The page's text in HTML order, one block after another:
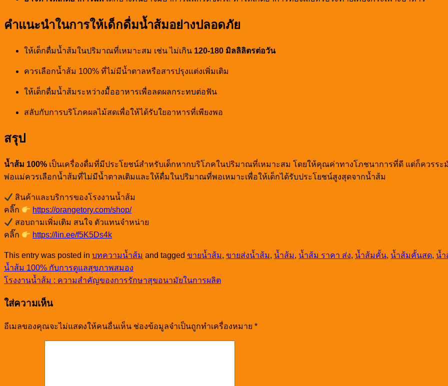
คำแนะนำในการให้เด็กดื่มน้ำส้มอย่างปลอดภัย
ให้เด็กดื่มน้ำส้มในปริมาณที่เหมาะสม เช่น ไม่เกิน 120-180 มิลลิลิตรต่อวัน
ควรเลือกน้ำส้ม 100% ที่ไม่มีน้ำตาลหรือสารปรุงแต่งเพิ่มเติม
ให้เด็กดื่มน้ำส้มระหว่างมื้ออาหารเพื่อลดผลกระทบต่อฟัน
สลับกับการบริโภคผลไม้สดเพื่อให้ได้รับใยอาหารที่เพียงพอ
สรุป
น้ำส้ม 100% เป็นเครื่องดื่มที่มีประโยชน์สำหรับเด็กหากบริโภคในปริมาณที่เหมาะสม โดยให้คุณค่าทางโภชนาการที่ดี แต่ก็ควรร
พ่อแม่ควรเลือกน้ำส้มที่ไม่มีน้ำตาลเติมและให้ดื่มในปริมาณที่พอเหมาะเพื่อให้เด็กได้รับประโยชน์สูงสุดจากน้ำส้ม
สินค้าและบริการของโรงงานน้ำส้ม
คลิ๊ก
https://orangetory.com/shop/
สอบถามเพิ่มเติม สนใจ ตัวแทนจำหน่าย
คลิ๊ก
https://lin.ee/f5K5Ds4k
This entry was posted in บทความน้ำส้ม and tagged ขายน้ำส้ม, ขายส่งน้ำส้ม, น้ำส้ม, น้ำส้ม ราคา ส่ง, น้ำส้มคั้น, น้ำส้มคั้นสด, น้ำ
น้ำส้ม 100% กับการดูแลสุขภาพสมอง
โรงงานน้ำส้ม : ความสำคัญของการรักษาสุขอนามัยในการผลิต
ใส่ความเห็น
อีเมลของคุณจะไม่แสดงให้คนอื่นเห็น ช่องข้อมูลจำเป็นถูกทำเครื่องหมาย *